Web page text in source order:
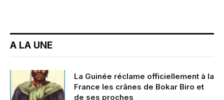
A LA UNE
La Guinée réclame officiellement à la
France les crânes de Bokar Biro et
de ses proches